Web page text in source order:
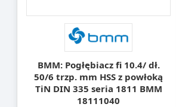
BMM: Pogłębiacz fi 10.4/ dł.
50/6 trzp. mm HSS z powłoką
TiN DIN 335 seria 1811 BMM
18111040